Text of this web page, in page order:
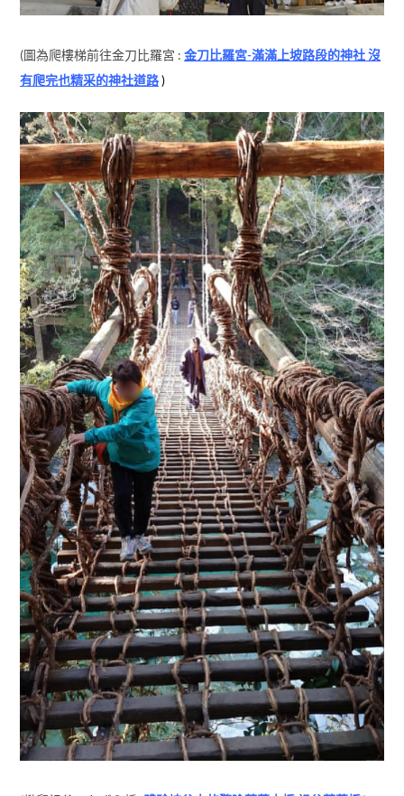
(攀爬祖谷のかずら橋:體驗峽谷中的驚險藤蔓大橋 祖谷藤蔓橋)
2. 餐飲問題
本胖雖然沒有在日本生活過，但基本日本節目、料理節目、動漫
畫都有涉獵不少，大致上了解料理的文化以及一些配料，但長輩
的部分…可能就不一定，首先是湯頭的濃淡、麵條口感。